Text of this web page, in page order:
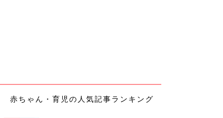
赤ちゃん・育児の人気記事ランキング